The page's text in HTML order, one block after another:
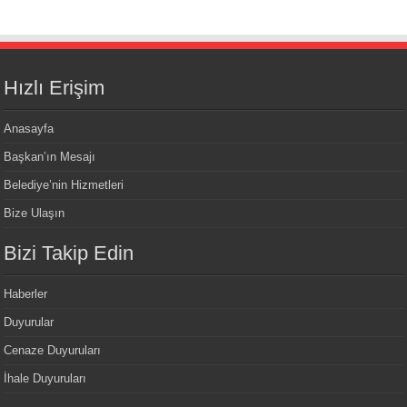
Hızlı Erişim
Anasayfa
Başkan’ın Mesajı
Belediye’nin Hizmetleri
Bize Ulaşın
Bizi Takip Edin
Haberler
Duyurular
Cenaze Duyuruları
İhale Duyuruları